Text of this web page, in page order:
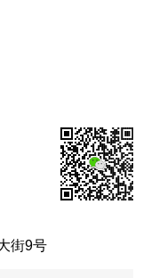
街9号